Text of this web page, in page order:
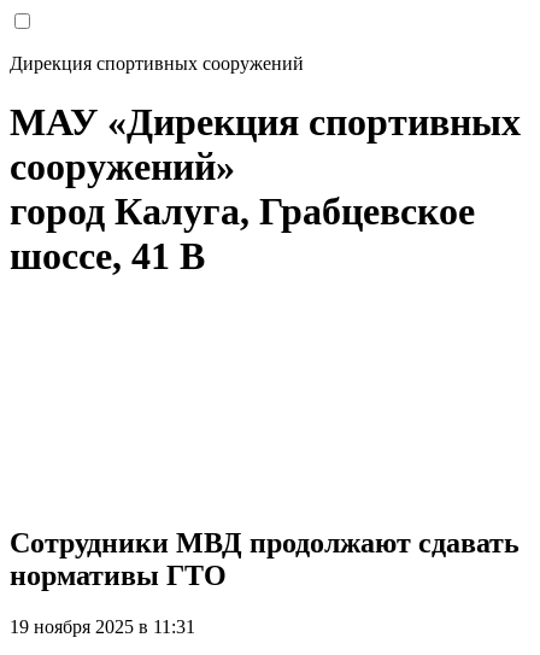
Дирекция спортивных сооружений
МАУ «Дирекция спортивных
сооружений»
город Калуга, Грабцевское
шоссе, 41 В
Сотрудники МВД продолжают сдавать
нормативы ГТО
19 ноября 2025 в 11:31